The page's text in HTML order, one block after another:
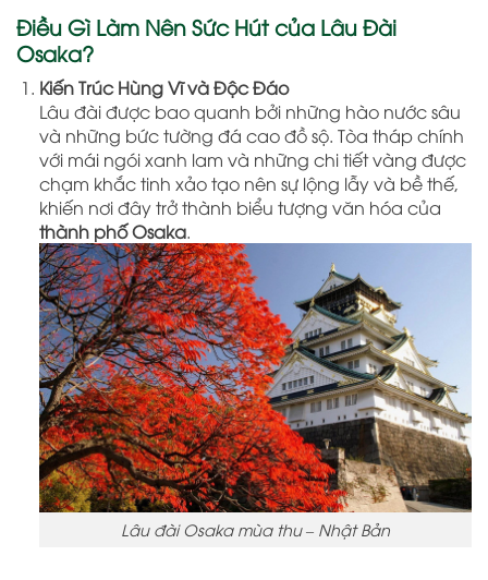
Điều Gì Làm Nên Sức Hút của Lâu Đài
Osaka?
Kiến Trúc Hùng Vĩ và Độc Đáo
Lâu đài được bao quanh bởi những hào nước sâu
và những bức tường đá cao đồ sộ. Tòa tháp chính
với mái ngói xanh lam và những chi tiết vàng được
chạm khắc tinh xảo tạo nên sự lộng lẫy và bề thế,
khiến nơi đây trở thành biểu tượng văn hóa của
thành phố Osaka.
Lâu đài Osaka mùa thu – Nhật Bản